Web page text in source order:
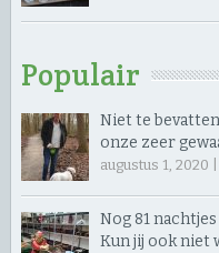
Populair
Niet te
onze zeer
augustus 1, 2020 |
Nog 81
Kun jij ook niet